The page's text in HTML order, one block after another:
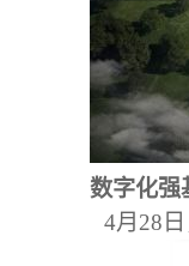
数字化强
4月28